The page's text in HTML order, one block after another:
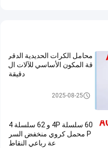
محامل الكرات الحديدية الدقي
قة المكون الأساسي للآلات ال
دقيقة
محامل كروية صغيرة2025-08-25
60 سلسلة 4P و 62 سلسلة 4
P محمل كروي منخفض السر
عة رباعي النقاط